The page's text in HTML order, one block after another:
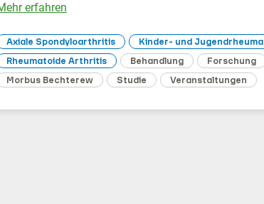
erfahren
Axiale Spondyloarthritis Kinder- und Jugendrheuma
Rheumatoide Arthritis
Behandlung Forschung
Morbus Bechterew
Studie Veranstaltungen